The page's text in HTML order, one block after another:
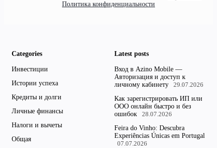
Политика конфиденциальности
Categories
Инвестиции
Истории успеха
Кредиты и долги
Личные финансы
Налоги и вычеты
Общая
Latest posts
Вход в Azino Mobile —
Авторизация и доступ к
личному кабинету
29.07.2026
Как зарегистрировать ИП или
ООО онлайн быстро и без
ошибок
28.07.2026
Feira do Vinho: Descubra
Experiências Únicas em Portugal
07.07.2026